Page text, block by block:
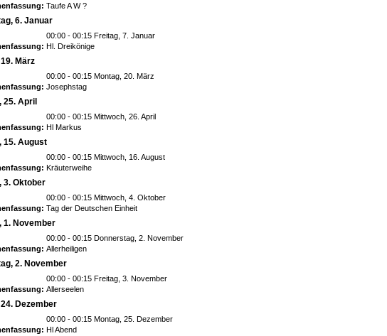
Taufe A W ?
6. Januar
00:00 - 00:15 Freitag, 7. Januar
Hl. Dreikönige
März
00:00 - 00:15 Montag, 20. März
Josephstag
25. April
00:00 - 00:15 Mittwoch, 26. April
Hl Markus
15. August
00:00 - 00:15 Mittwoch, 16. August
Kräuterweihe
3. Oktober
00:00 - 00:15 Mittwoch, 4. Oktober
Tag der Deutschen Einheit
1. November
00:00 - 00:15 Donnerstag, 2. November
Allerheiligen
2. November
00:00 - 00:15 Freitag, 3. November
Allerseelen
Dezember
00:00 - 00:15 Montag, 25. Dezember
Hl Abend